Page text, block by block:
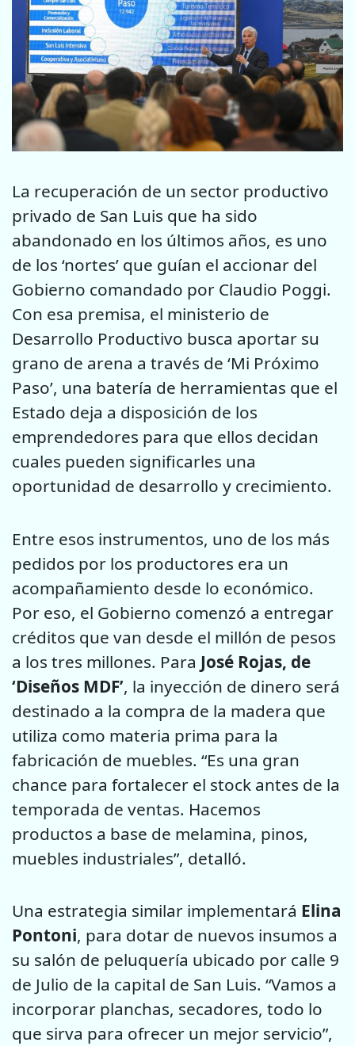
La recuperación de un sector productivo
privado de San Luis que ha sido
abandonado en los últimos años, es uno
de los ‘nortes’ que guían el accionar del
Gobierno comandado por Claudio Poggi.
Con esa premisa, el ministerio de
Desarrollo Productivo busca aportar su
grano de arena a través de ‘Mi Próximo
Paso’, una batería de herramientas que el
Estado deja a disposición de los
emprendedores para que ellos decidan
cuales pueden significarles una
oportunidad de desarrollo y crecimiento.
Entre esos instrumentos, uno de los más
pedidos por los productores era un
acompañamiento desde lo económico.
Por eso, el Gobierno comenzó a entregar
créditos que van desde el millón de pesos
a los tres millones. Para José Rojas, de
‘Diseños MDF’, la inyección de dinero será
destinado a la compra de la madera que
utiliza como materia prima para la
fabricación de muebles. “Es una gran
chance para fortalecer el stock antes de la
temporada de ventas. Hacemos
productos a base de melamina, pinos,
muebles industriales”, detalló.
Una estrategia similar implementará Elina
Pontoni, para dotar de nuevos insumos a
su salón de peluquería ubicado por calle 9
de Julio de la capital de San Luis. “Vamos a
incorporar planchas, secadores, todo lo
que sirva para ofrecer un mejor servicio”,